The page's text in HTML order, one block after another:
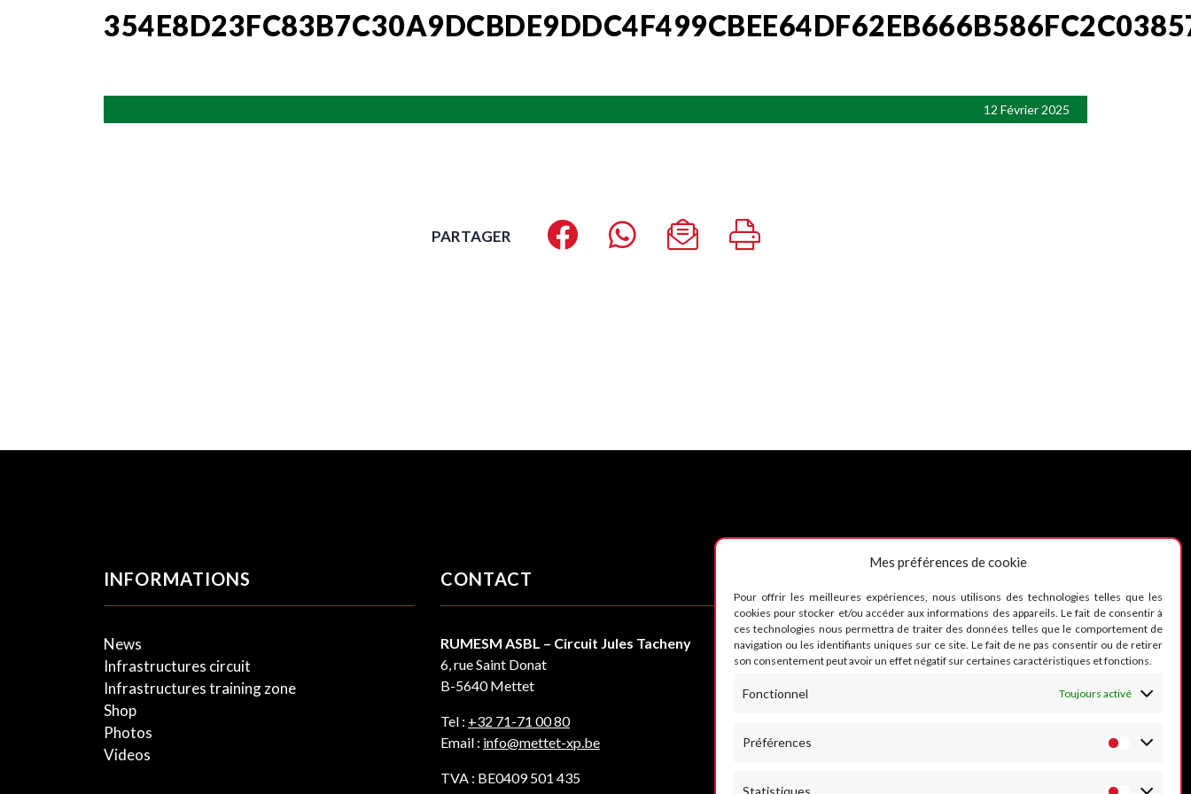
Mes préférences de cookie
Pour offrir les meilleures expériences, nous utilisons des technologies telles que les
cookies pour stocker et/ou accéder aux informations des appareils. Le fait de consentir à
ces technologies nous permettra de traiter des données telles que le comportement de
navigation ou les identifiants uniques sur ce site. Le fait de ne pas consentir ou de retirer
son consentement peut avoir un effet négatif sur certaines caractéristiques et fonctions.
Fonctionnel Toujours activé
Préférences
Statistiques
12 Février 2025
PARTAGER
INFORMATIONS
News
Infrastructures circuit
Infrastructures training zone
Shop
Photos
Videos
CONTACT
RUMESM ASBL – Circuit Jules Tacheny
6, rue Saint Donat
B-5640 Mettet
Tel : +32 71-71 00 80
Email : info@mettet-xp.be
TVA : BE0409 501 435